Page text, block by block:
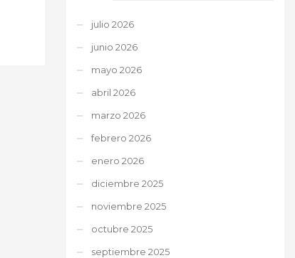
julio 2026
junio 2026
mayo 2026
abril 2026
marzo 2026
febrero 2026
enero 2026
diciembre 2025
noviembre 2025
octubre 2025
septiembre 2025